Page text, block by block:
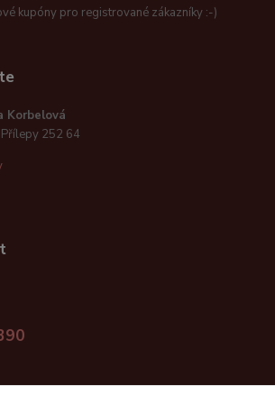
kupóny pro registrované zákazníky :-)
Korbelová
252 64